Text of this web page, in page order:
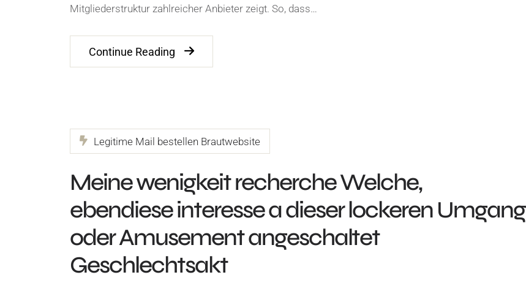
Mitgliederstruktur zahlreicher Anbieter zeigt. So, dass…
Continue Reading
Legitime Mail bestellen Brautwebsite
Meine wenigkeit recherche Welche,
ebendiese interesse a dieser lockeren Umgang
oder Amusement angeschaltet
Geschlechtsakt